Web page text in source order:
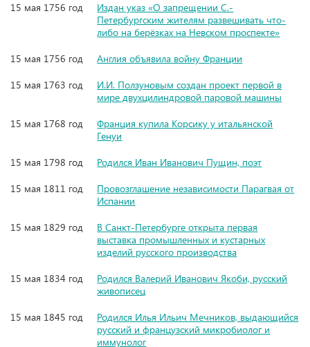
15 мая 1756 год
Издан указ «О запрещении С.-
Петербургским жителям развешивать что-
либо на берёзках на Невском проспекте»
15 мая 1756 год
Англия объявила войну Франции
15 мая 1763 год
И.И. Ползуновым создан проект первой в
мире двухцилиндровой паровой машины
15 мая 1768 год
Франция купила Корсику у итальянской
Генуи
15 мая 1798 год
Родился Иван Иванович Пущин, поэт
15 мая 1811 год
Провозглашение независимости Парагвая от
Испании
15 мая 1829 год
В Санкт-Петербурге открыта первая
выставка промышленных и кустарных
изделий русского производства
15 мая 1834 год
Родился Валерий Иванович Якоби, русский
живописец
15 мая 1845 год
Родился Илья Ильич Мечников, выдающийся
русский и французский микробиолог и
иммунолог